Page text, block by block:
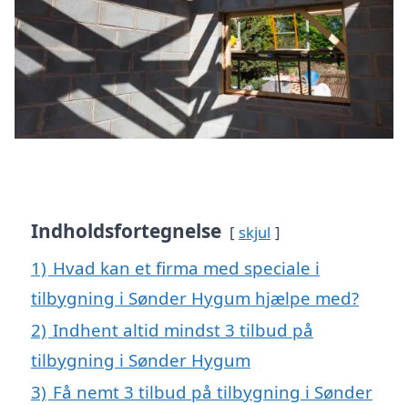
Indholdsfortegnelse skjul
1) Hvad kan et firma med speciale i
tilbygning i Sønder Hygum hjælpe med?
2) Indhent altid mindst 3 tilbud på
tilbygning i Sønder Hygum
3) Få nemt 3 tilbud på tilbygning i Sønder